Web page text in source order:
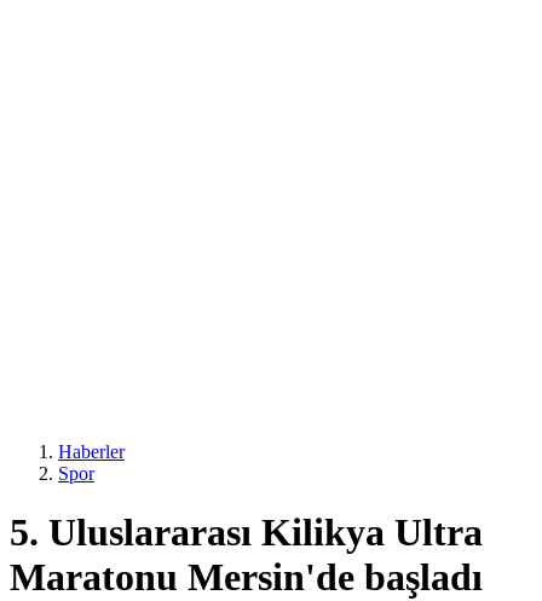
Haberler
Spor
5. Uluslararası Kilikya Ultra
Maratonu Mersin'de başladı